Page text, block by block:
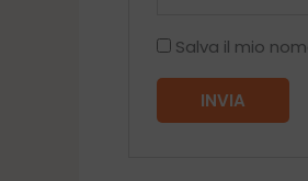
Salva il mio